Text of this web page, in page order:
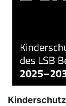
Kinderschutz